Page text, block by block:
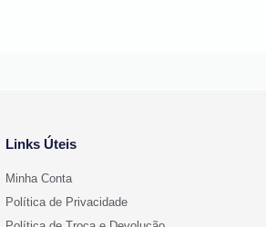
Links Úteis
Minha Conta
Política de Privacidade